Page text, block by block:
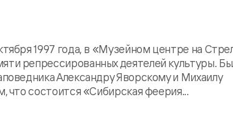
1997 года, в «Музейном центре на
репрессированных деятелей культуры.
Александру Яворскому и Михаилу
состоится «Сибирская феерия...